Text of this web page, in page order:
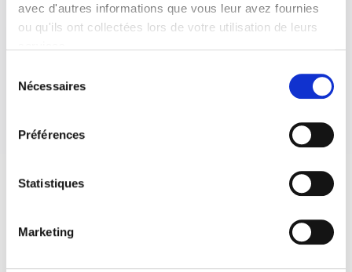
avec d'autres informations que vous leur avez fournies
ou qu'ils ont collectées lors de votre utilisation de leurs
Nécessaires
Préférences
Statistiques
Marketing